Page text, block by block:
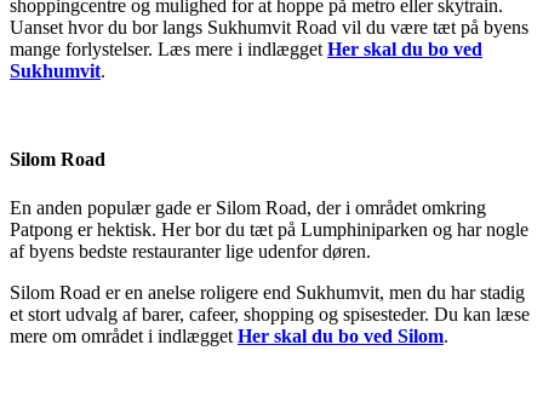
shoppingcentre og mulighed for at hoppe på metro eller skytrain.
Uanset hvor du bor langs Sukhumvit Road vil du være tæt på byens
mange forlystelser. Læs mere i indlægget Her skal du bo ved
Sukhumvit.
Silom Road
En anden populær gade er Silom Road, der i området omkring
Patpong er hektisk. Her bor du tæt på Lumphiniparken og har nogle
af byens bedste restauranter lige udenfor døren.
Silom Road er en anelse roligere end Sukhumvit, men du har stadig
et stort udvalg af barer, cafeer, shopping og spisesteder. Du kan læse
mere om området i indlægget Her skal du bo ved Silom.